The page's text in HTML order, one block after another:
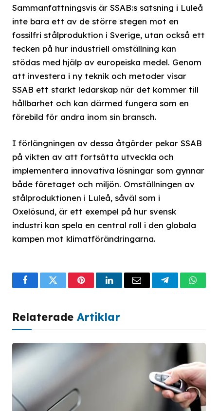
Sammanfattningsvis är SSAB:s satsning i Luleå
inte bara ett av de större stegen mot en
fossilfri stålproduktion i Sverige, utan också ett
tecken på hur industriell omställning kan
stödas med hjälp av europeiska medel. Genom
att investera i ny teknik och metoder visar
SSAB ett starkt ledarskap när det kommer till
hållbarhet och kan därmed fungera som en
förebild för andra inom sin bransch.
I förlängningen av dessa åtgärder pekar SSAB
på vikten av att fortsätta utveckla och
implementera innovativa lösningar som gynnar
både företaget och miljön. Omställningen av
stålproduktionen i Luleå, såväl som i
Oxelösund, är ett exempel på hur svensk
industri kan spela en central roll i den globala
kampen mot klimatförändringarna.
FacebookTwitterPinterestLinkedInEmail Telegram
Relaterade Artiklar